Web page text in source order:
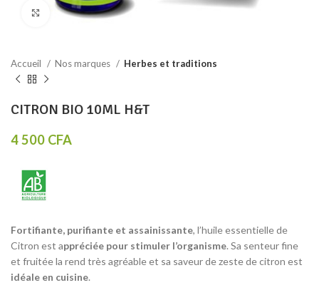
Click to enlarge
Accueil Nos marques Herbes et traditions
CITRON BIO 10ML H&T
4 500 CFA
Fortifiante, purifiante et assainissante, l’huile essentielle de
Citron est appréciée pour stimuler l’organisme. Sa senteur fine
et fruitée la rend très agréable et sa saveur de zeste de citron est
idéale en cuisine.